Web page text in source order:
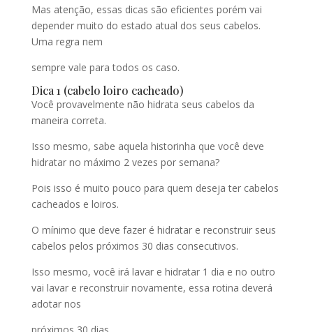
Mas atenção, essas dicas são eficientes porém vai
depender muito do estado atual dos seus cabelos.
Uma regra nem
sempre vale para todos os caso.
Dica 1 (cabelo loiro cacheado)
Você provavelmente não hidrata seus cabelos da
maneira correta.
Isso mesmo, sabe aquela historinha que você deve
hidratar no máximo 2 vezes por semana?
Pois isso é muito pouco para quem deseja ter cabelos
cacheados e loiros.
O mínimo que deve fazer é hidratar e reconstruir seus
cabelos pelos próximos 30 dias consecutivos.
Isso mesmo, você irá lavar e hidratar 1 dia e no outro
vai lavar e reconstruir novamente, essa rotina deverá
adotar nos